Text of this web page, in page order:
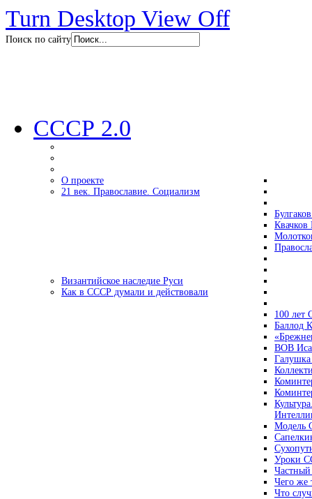
Turn Desktop View Off
Поиск по сайту
СССР 2.0
О проекте
21 век. Православие. Социализм
Византийское наследие Руси
Как в СССР думали и действовали
100 лет
Баллод
ВОВ
Модель
Уроки
Чего же
Что